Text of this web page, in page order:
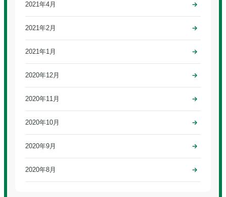
2021年4月
2021年2月
2021年1月
2020年12月
2020年11月
2020年10月
2020年9月
2020年8月